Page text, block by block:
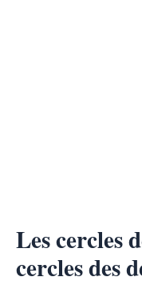
Les cercles
cercles des